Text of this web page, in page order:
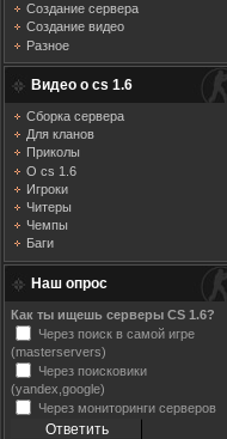
Создание сервера
Создание видео
Разное
Видео о cs 1.6
Сборка сервера
Для кланов
Приколы
О cs 1.6
Игроки
Читеры
Чемпы
Баги
Наш опрос
Как ты ищешь серверы CS 1.6?
Через поиск в самой игре
(masterservers)
Через поисковики
(yandex,google)
Через мониторинги серверов